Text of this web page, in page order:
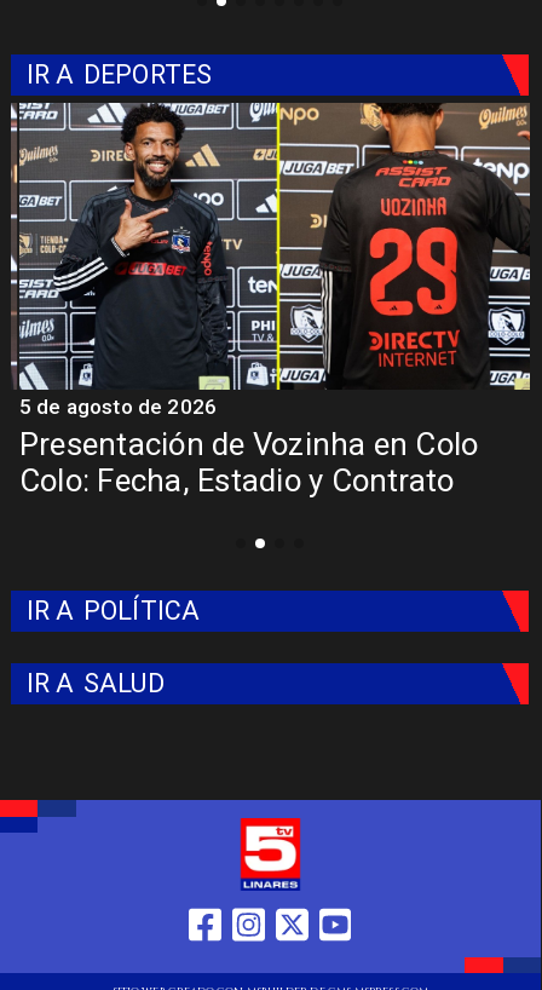
IR A DEPORTES
Presentación de Vozinha en Colo
Colo: Fecha, Estadio y Contrato
5 de agosto de 2026
IR A POLÍTICA
IR A SALUD